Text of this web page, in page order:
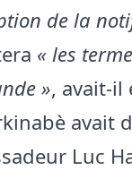
de la
« les
», avait-il
avait
Luc